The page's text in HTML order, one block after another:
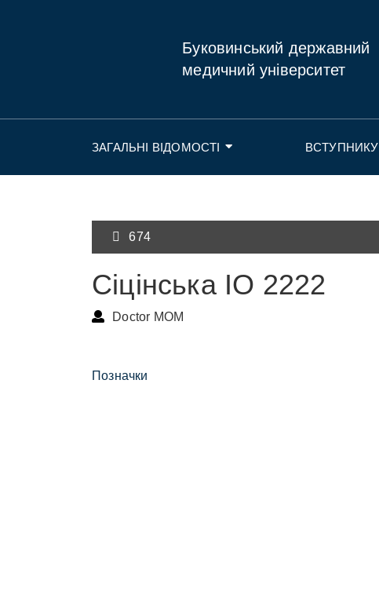
Буковинський державний
медичний університет
ЗАГАЛЬНІ ВІДОМОСТІ ВСТУПНИКУ
674
Сіцінська ІО 2222
Doctor MOM
Позначки